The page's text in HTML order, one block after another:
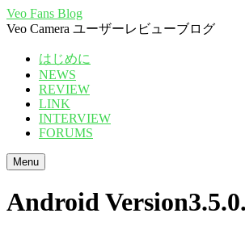
Veo Fans Blog
Veo Camera ユーザーレビューブログ
はじめに
NEWS
REVIEW
LINK
INTERVIEW
FORUMS
Menu
Android